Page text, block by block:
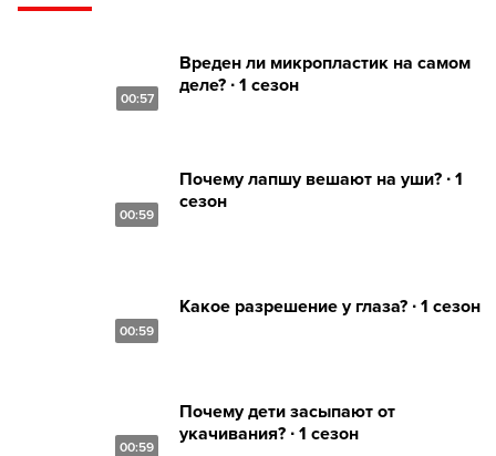
00:57
Вреден ли микропластик на самом
деле? ∙ 1 сезон
00:59
Почему лапшу вешают на уши? ∙ 1
сезон
00:59
Какое разрешение у глаза? ∙ 1 сезон
00:59
Почему дети засыпают от
укачивания? ∙ 1 сезон